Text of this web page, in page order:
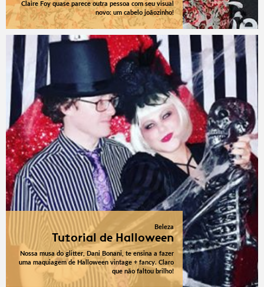
Claire Foy quase parece outra pessoa com seu visual
novo: um cabelo joãozinho!
Beleza
Tutorial de Halloween
Nossa musa do glitter, Dani Bonani, te ensina a fazer
uma maquiagem de Halloween vintage + fancy. Claro
que não faltou brilho!